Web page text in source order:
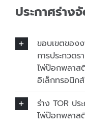
ประกาศร่าง
ขอบเขตของ
การประกวด
ไพ่ป๊อกพลาส
อิเล็กทรอนิกส์
ร่าง TOR ป
ไพ่ป๊อกพลาส